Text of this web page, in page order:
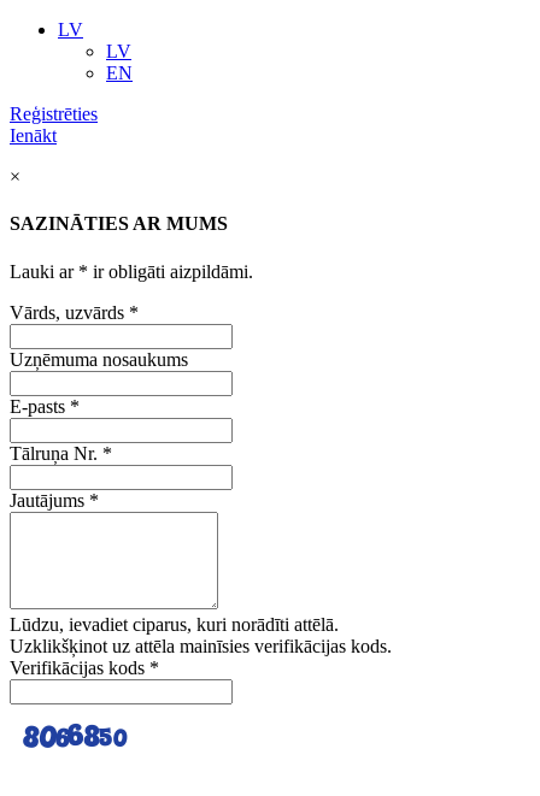
LV
LV
EN
Reģistrēties
Ienākt
×
SAZINĀTIES AR MUMS
Lauki ar * ir obligāti aizpildāmi.
Vārds, uzvārds *
Uzņēmuma nosaukums
E-pasts *
Tālruņa Nr. *
Jautājums *
Lūdzu, ievadiet ciparus, kuri norādīti attēlā.
Uzklikšķinot uz attēla mainīsies verifikācijas kods.
Verifikācijas kods *